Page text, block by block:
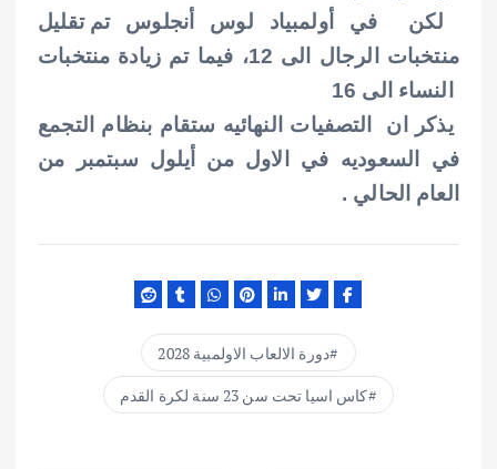
لكن في أولمبياد لوس أنجلوستم تقليل
منتخبات الرجال الى 12، فيما تم زيادة منتخبات
النساء الى 16
يذكر ان التصفيات النهائيه ستقام بنظام التجمع
في السعوديه في الاول من أيلول سبتمبر من
العام الحالي .
دورة الالعاب الاولمبية 2028
كاس اسيا تحت سن 23 سنة لكرة القدم